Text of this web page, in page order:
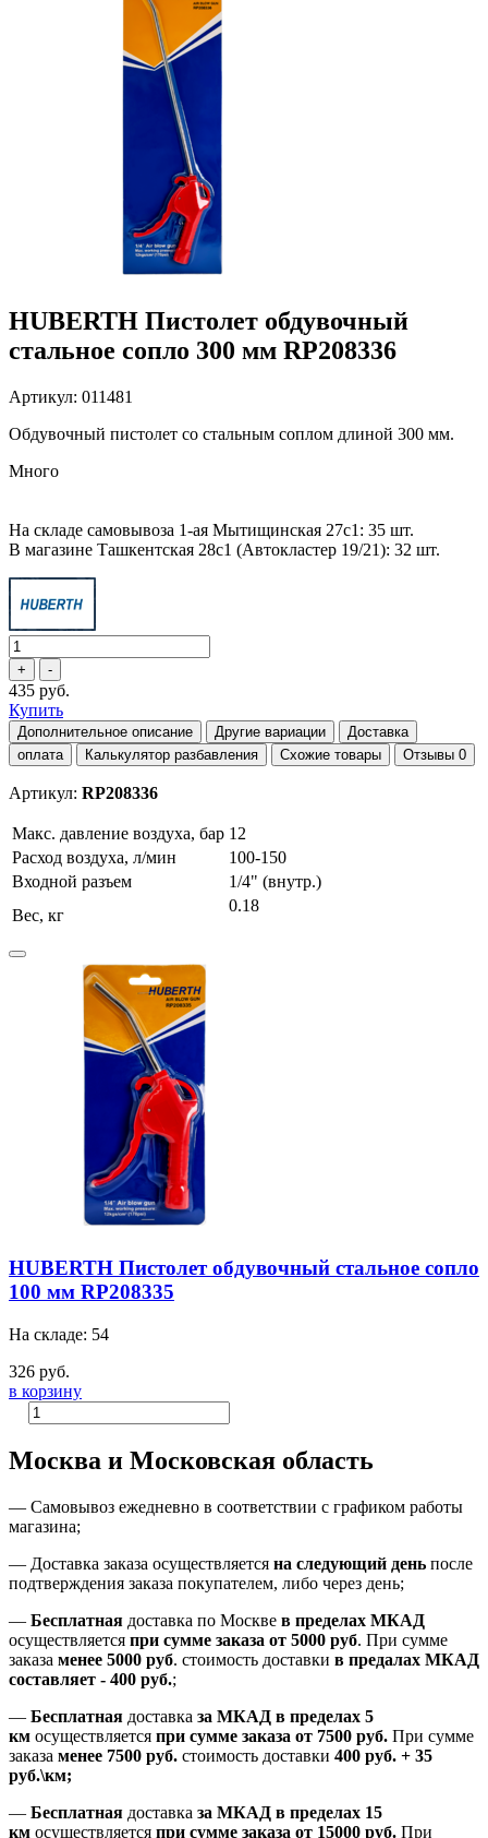
HUBERTH Пистолет обдувочный
стальное сопло 300 мм RP208336
Артикул: 011481
Обдувочный пистолет со стальным соплом длиной 300 мм.
Много
На складе самовывоза 1-ая Мытищинская 27с1: 35 шт.
В магазине Ташкентская 28с1 (Автокластер 19/21): 32 шт.
435 руб.
Купить
Дополнительное описание Другие вариации
Доставка
оплата
Калькулятор разбавления Схожие товары Отзывы 0
Артикул: RP208336
Макс. давление воздуха, бар 12
Расход воздуха, л/мин
100-150
Входной разъем
1/4" (внутр.)
Вес, кг
0.18
HUBERTH Пистолет обдувочный стальное сопло
100 мм RP208335
На складе: 54
326 руб.
в корзину
Москва и Московская область
— Самовывоз ежедневно в соответствии с графиком работы
магазина;
— Доставка заказа осуществляется на следующий день после
подтверждения заказа покупателем, либо через день;
— Бесплатная доставка по Москве в пределах МКАД
осуществляется при сумме заказа от 5000 руб. При сумме
заказа менее 5000 руб. стоимость доставки в предалах МКАД
составляет - 400 руб.;
— Бесплатная доставка за МКАД в пределах 5
км осуществляется при сумме заказа от 7500 руб. При сумме
заказа менее 7500 руб. стоимость доставки 400 руб. + 35
руб.\км;
— Бесплатная доставка за МКАД в пределах 15
км осуществляется при сумме заказа от 15000 руб. При